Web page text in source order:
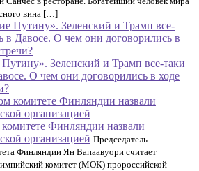
вина […]
Зеленский и Трамп все-таки
О чем они договорились в ходе
Финляндии назвали
организацией Председатель
Финляндии Ян Вапаавуори считает
комитет (МОК) пророссийской